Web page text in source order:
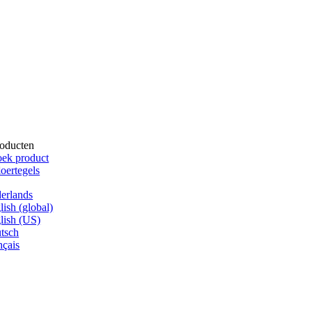
(global)
(US)
product